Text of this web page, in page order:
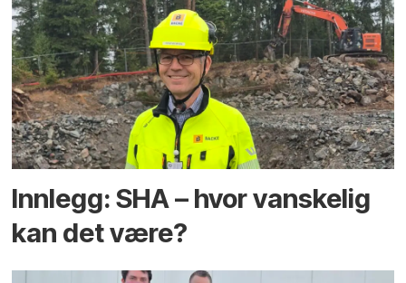
Innlegg: SHA – hvor vanskelig
kan det være?